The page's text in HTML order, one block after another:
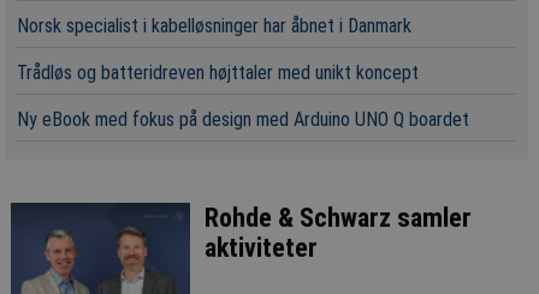
Norsk specialist i kabelløsninger har åbnet i Danmark
Trådløs og batteridreven højttaler med unikt koncept
Ny eBook med fokus på design med Arduino UNO Q boardet
Rohde & Schwarz samler
aktiviteter